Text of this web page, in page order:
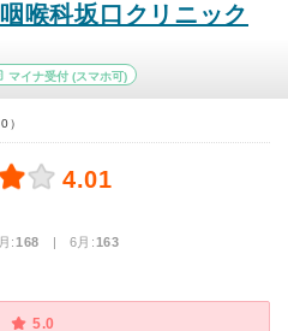
喉科坂口クリニック
マイナ受付 (スマホ可)
）
4.01
:168 | 6月:163
5.0